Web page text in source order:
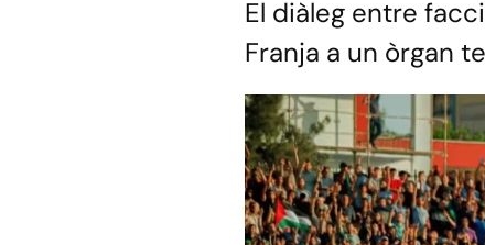
El diàleg entre
Franja a un òrgan